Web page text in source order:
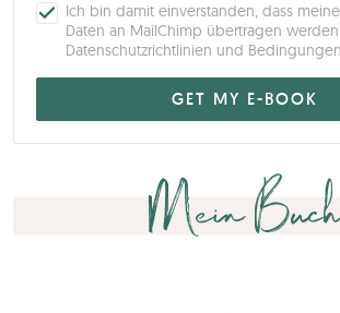
Ich bin damit einverstanden, dass
Daten an MailChimp übertragen werden.
Datenschutzrichtlinien und Bedingungen
Mein Buch